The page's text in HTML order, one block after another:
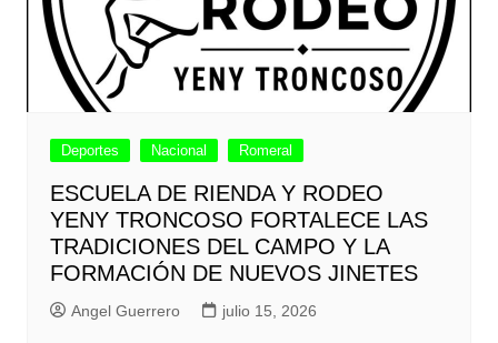
Deportes Nacional Romeral
ESCUELA DE RIENDA Y RODEO
YENY TRONCOSO FORTALECE LAS
TRADICIONES DEL CAMPO Y LA
FORMACIÓN DE NUEVOS JINETES
Angel Guerrero julio 15, 2026